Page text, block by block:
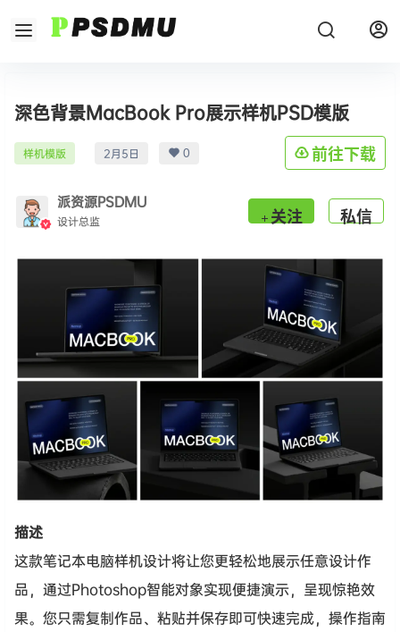
深色背景MacBook Pro展示样机PSD模版
样机模版 2月5日 0 前往下载
派资源PSDMU
设计总监 关注 私信
描述
这款笔记本电脑样机设计将让您更轻松地展示任意设计作
品，通过Photoshop智能对象实现便捷演示，呈现惊艳效
果。您只需复制作品、粘贴并保存即可快速完成，操作指南